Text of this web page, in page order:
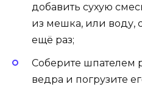
добавить сухую
из мешка, или воду,
ещё раз;
Соберите шпателем
ведра и погрузите